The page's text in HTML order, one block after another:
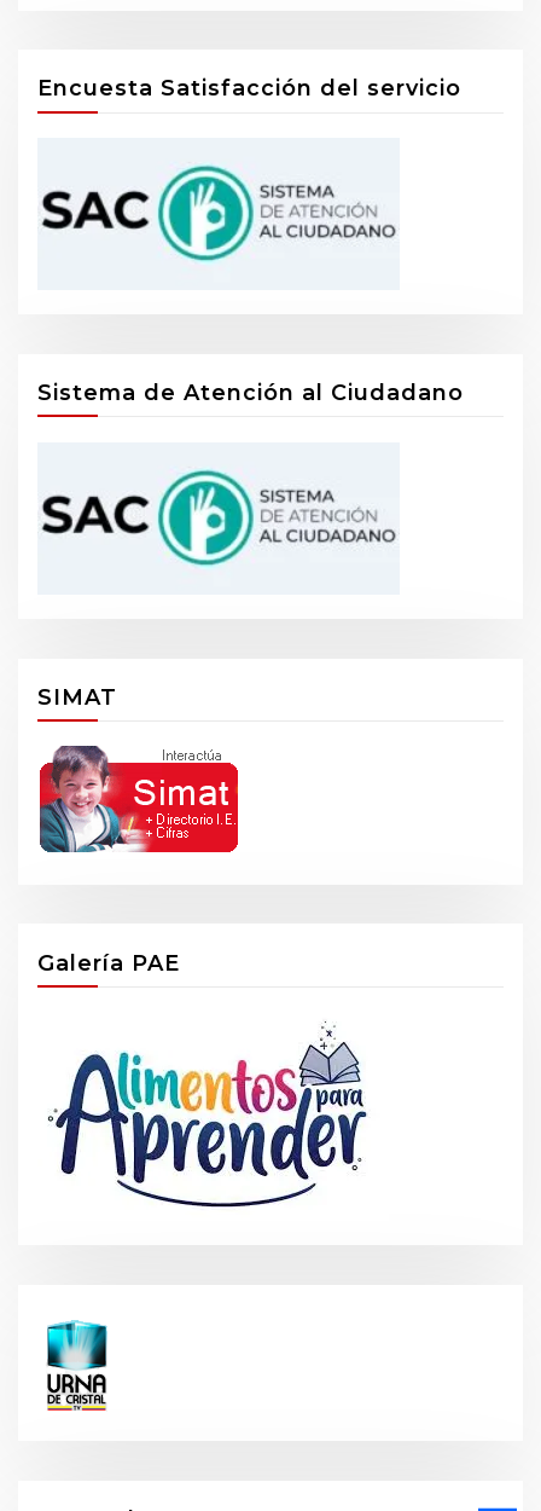
Encuesta Satisfacción del servicio
Sistema de Atención al Ciudadano
SIMAT
Galería PAE